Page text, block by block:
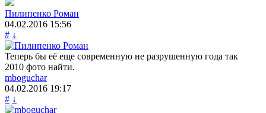
Пилипенко Роман
04.02.2016 15:56
# ↓
Теперь бы её еще современную не разрушенную года так
2010 фото найти.
mboguchar
04.02.2016 19:17
# ↓